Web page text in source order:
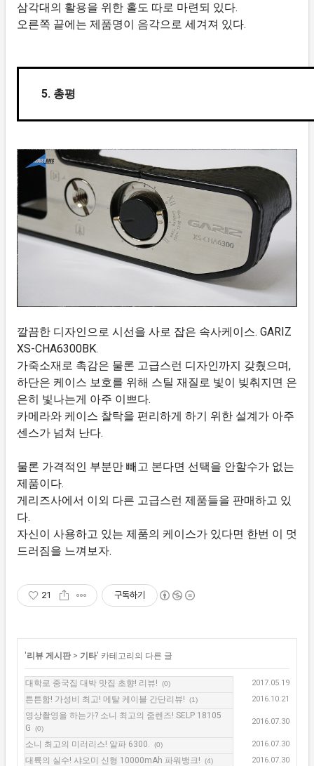
삼각대의 활용을 위한 홀도 따로 마련되 있다.
오른쪽 끝에는 제품명이 음각으로 세겨져 있다.
5. 총평
깔끔한 디자인으로 시선을 사로 잡은 속사케이스. GARIZ
XS-CHA6300BK.
가죽소재로 촉감은 물론 고급스런 디자인까지 갖췄으며,
하단은 케이스 보호를 위해 스틸 재질로 빛이 빚춰지면 은
은히 빛나는게 아주 이쁘다.
카메라와 케이스 찰탁을 편리하게 하기 위한 설계가 아주
센스가 넘쳐 난다.
물론 가격적인 부분만 빼고 본다면 선택을 안할수가 없는
제품이다.
게리즈사에서 이외 다른 고급스런 제품들을 판매하고 있
다.
자신이 사용하고 있는 제품의 케이스가 있다면 한번 이 멋
드러짐을 느껴보자.
21 구독하기
'리뷰 게시판 > 기타' 카테고리의 다른 글
대학로 중국집 대박 맛집 초향! 리뷰! (0) 2017.05.19
튼튼함! 가성비 최고! 메탈 케이블 간단리뷰! (1) 2016.10.21
영상촬영을 하는가? 소니 최고의 줌렌즈! SELP 18105
G
(0)
2016.07.30
소니 최고의 미러리스! 알파 6300. (0) 2016.07.30
대륙의 실수! 샤오미 신형 10000mAh 파워뱅크! (4) 2016.07.30